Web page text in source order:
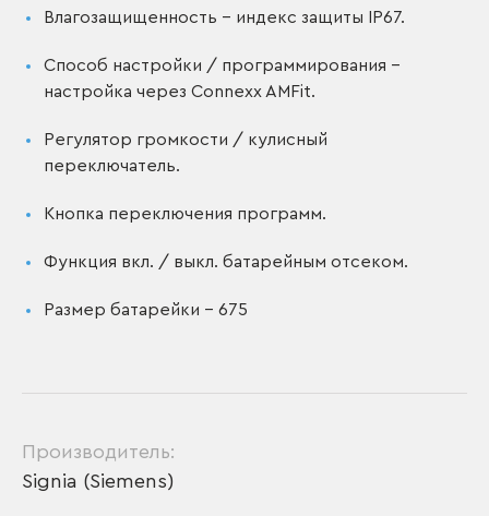
Влагозащищенность – индекс защиты IP67.
Способ настройки / программирования –
настройка через Connexx AMFit.
Регулятор громкости / кулисный
переключатель.
Кнопка переключения программ.
Функция вкл. / выкл. батарейным отсеком.
Размер батарейки – 675
Производитель:
Signia (Siemens)